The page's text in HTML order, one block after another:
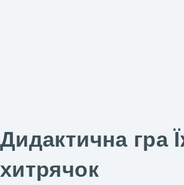
Дидактична гра
хитрячок